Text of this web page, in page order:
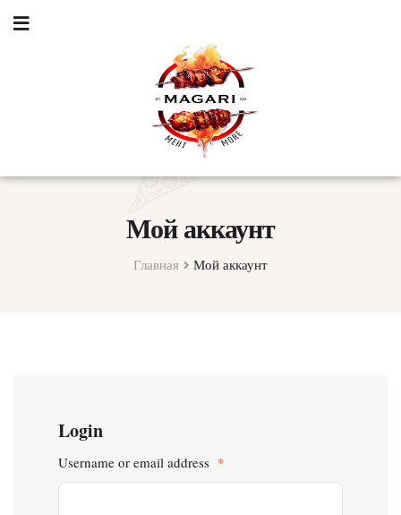
Мой аккаунт
Главная Мой аккаунт
Login
Username or email address *